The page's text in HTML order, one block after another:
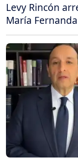
Levy Rincón
María